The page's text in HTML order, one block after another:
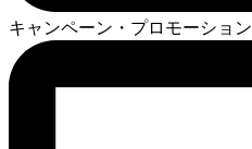
キャンペーン・プロモーション